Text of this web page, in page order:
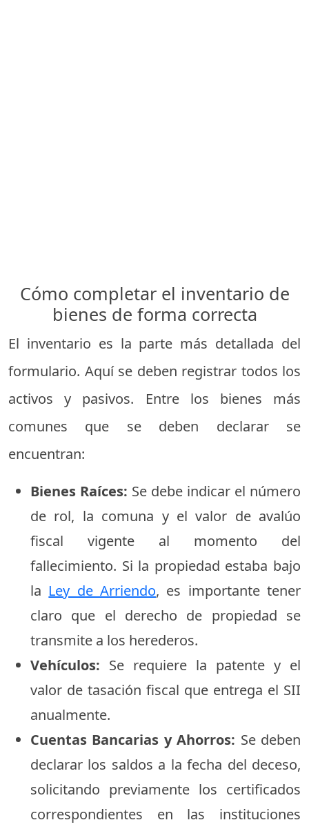
Cómo completar el inventario de
bienes de forma correcta
El inventario es la parte más detallada del
formulario. Aquí se deben registrar todos los
activos y pasivos. Entre los bienes más
comunes que se deben declarar se
encuentran:
Bienes Raíces: Se debe indicar el número
de rol, la comuna y el valor de avalúo
fiscal vigente al momento del
fallecimiento. Si la propiedad estaba bajo
la Ley de Arriendo, es importante tener
claro que el derecho de propiedad se
transmite a los herederos.
Vehículos: Se requiere la patente y el
valor de tasación fiscal que entrega el SII
anualmente.
Cuentas Bancarias y Ahorros: Se deben
declarar los saldos a la fecha del deceso,
solicitando previamente los certificados
correspondientes en las instituciones